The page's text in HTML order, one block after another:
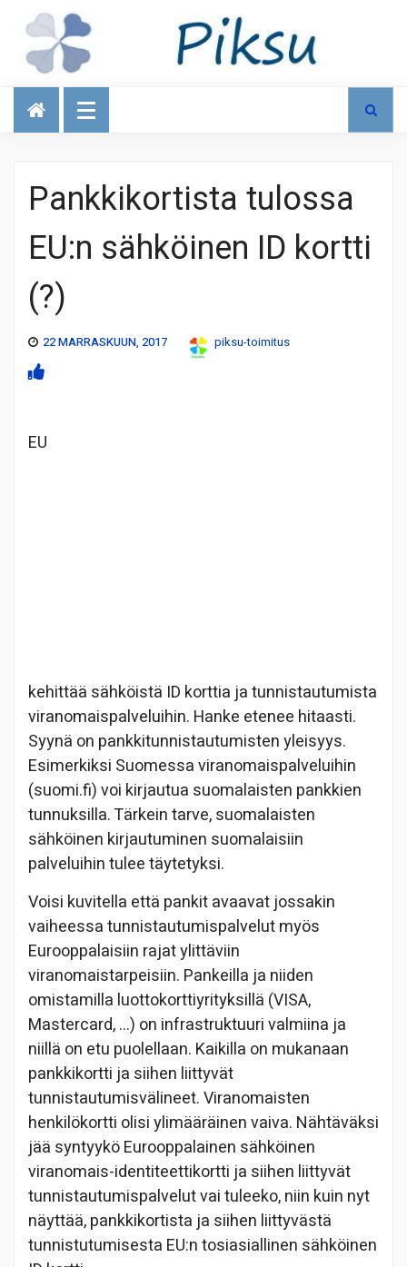
Talous
Pankkikortista tulossa
EU:n sähköinen ID kortti
(?)
22 MARRASKUUN, 2017 piksu-toimitus
EU
kehittää sähköistä ID korttia ja tunnistautumista
viranomaispalveluihin. Hanke etenee hitaasti.
Syynä on pankkitunnistautumisten yleisyys.
Esimerkiksi Suomessa viranomaispalveluihin
(suomi.fi) voi kirjautua suomalaisten pankkien
tunnuksilla. Tärkein tarve, suomalaisten
sähköinen kirjautuminen suomalaisiin
palveluihin tulee täytetyksi.
Voisi kuvitella että pankit avaavat jossakin
vaiheessa tunnistautumispalvelut myös
Eurooppalaisiin rajat ylittäviin
viranomaistarpeisiin. Pankeilla ja niiden
omistamilla luottokorttiyrityksillä (VISA,
Mastercard, …) on infrastruktuuri valmiina ja
niillä on etu puolellaan. Kaikilla on mukanaan
pankkikortti ja siihen liittyvät
tunnistautumisvälineet. Viranomaisten
henkilökortti olisi ylimääräinen vaiva. Nähtäväksi
jää syntyykö Eurooppalainen sähköinen
viranomais-identiteettikortti ja siihen liittyvät
tunnistautumispalvelut vai tuleeko, niin kuin nyt
näyttää, pankkikortista ja siihen liittyvästä
tunnistutumisesta EU:n tosiasiallinen sähköinen